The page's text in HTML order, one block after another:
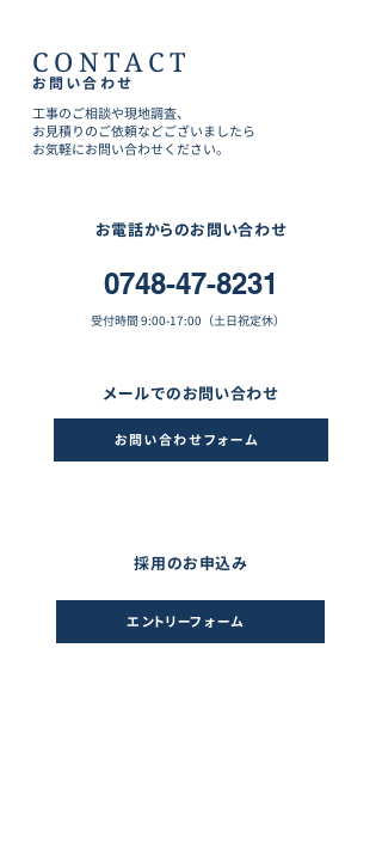
CONTACT
お問い合わせ
工事のご相談や現地調査、
お見積りのご依頼などございましたら
お気軽にお問い合わせください。
お電話からのお問い合わせ
0748-47-8231
受付時間 9:00-17:00（土日祝定休）
メールでのお問い合わせ
お問い合わせフォーム
採用のお申込み
エントリーフォーム